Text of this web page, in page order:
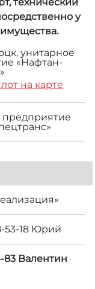
у
унитарное
«Нафтан-
на карте
предприятие
53-18 Юрий
83 Валентин